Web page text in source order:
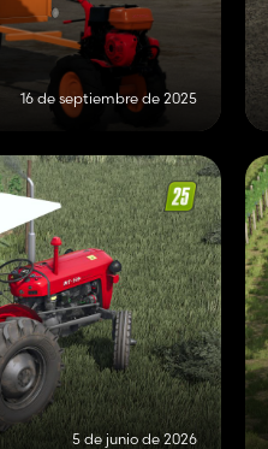
16 de septiembre de 2025
5 de junio de 2026